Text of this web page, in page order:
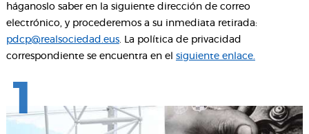
háganoslo saber en la siguiente dirección de correo
electrónico, y procederemos a su inmediata retirada:
pdcp@realsociedad.eus. La política de privacidad
correspondiente se encuentra en el siguiente enlace.
1